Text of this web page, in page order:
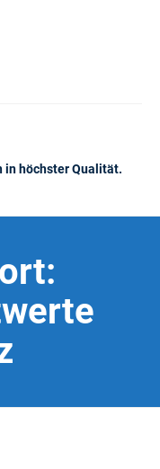
in höchster Qualität.